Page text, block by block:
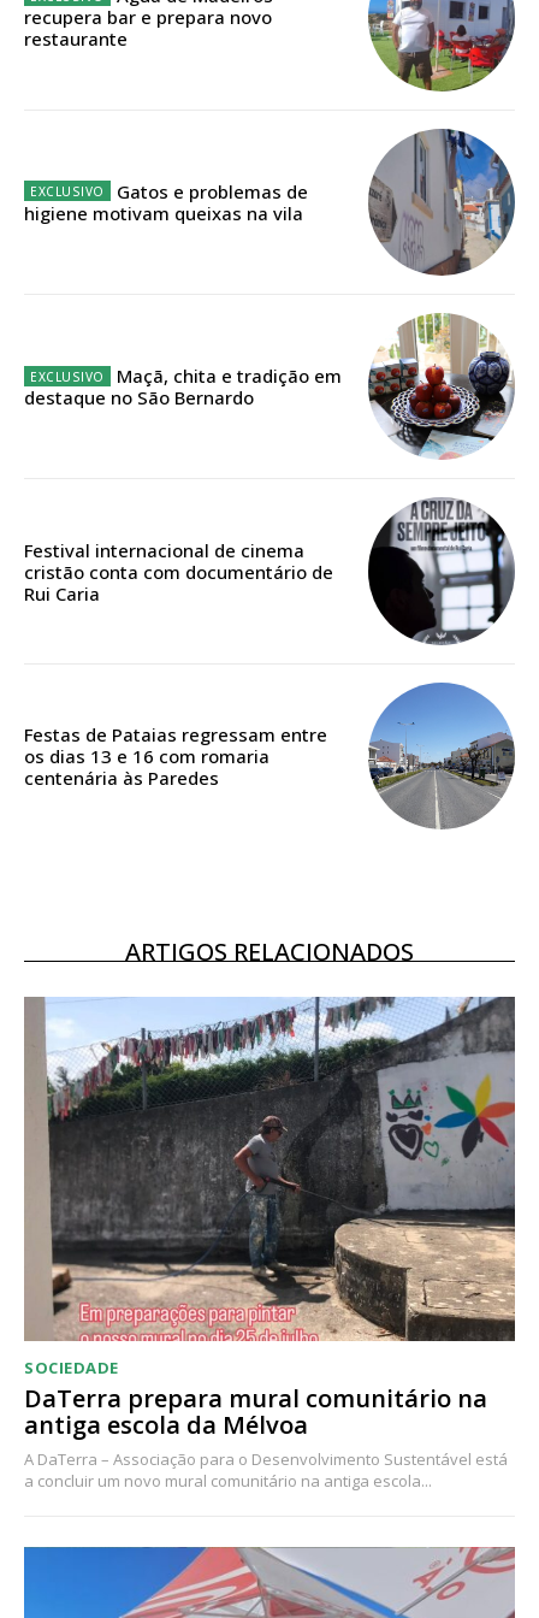
ASSINATURA
Edição em papel entregue à Quinta-feira em sua
Acesso aos conteúdos Exclusivos para
assinantes
Ofertas para assinatura anual
12 meses
Escolha o plano
recupera bar e prepara novo
restaurante
Gatos e problemas de
higiene motivam queixas na vila
Maçã, chita e tradição em
destaque no São Bernardo
Festival internacional de cinema
cristão conta com documentário de
Rui Caria
Festas de Pataias regressam entre
os dias 13 e 16 com romaria
centenária às Paredes
ARTIGOS RELACIONADOS
SOCIEDADE
DaTerra prepara mural comunitário na
antiga escola da Mélvoa
A DaTerra – Associação para o Desenvolvimento Sustentável está
a concluir um novo mural comunitário na antiga escola...